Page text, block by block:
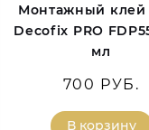
Монтажный клей
Decofix PRO
мл
700 РУБ.
В корзину